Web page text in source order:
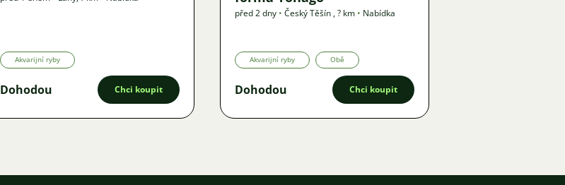
Akvarijní ryby
Dohodou Chci koupit
před 2 dny • Český Těšín ,? km • Nabídka
Akvarijní ryby Obě
Dohodou Chci koupit